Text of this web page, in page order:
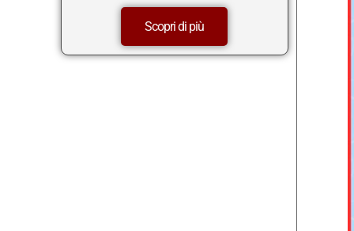
Scopri di più